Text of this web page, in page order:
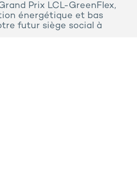
Prix LCL-GreenFlex,
énergétique et bas
futur siège social à